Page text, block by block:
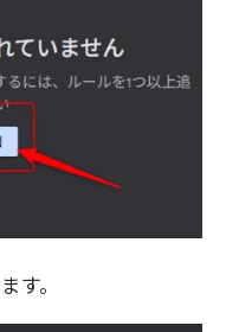
す。